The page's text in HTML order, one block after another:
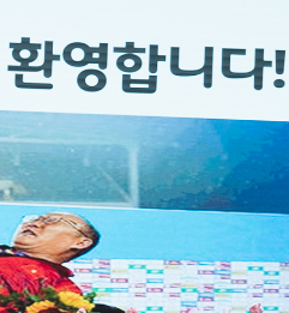
신문
진로동아리
등 소식지
드림레터